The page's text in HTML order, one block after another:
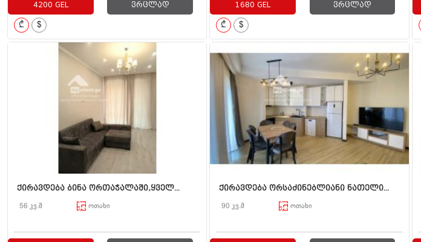
4200 GEL ვრცლად
₾ $
1680 GEL ვრცლად
₾ $
ქირავდება ბინა ორთაჭალაში,ყველ...
56 კვ.მ ოთახი
ქირავდება ორსაძინებლიანი ნათელი...
90 კვ.მ ოთახი